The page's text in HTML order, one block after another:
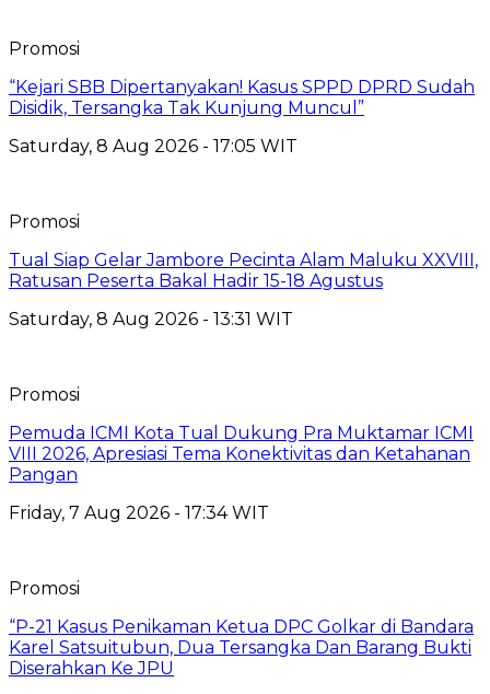
Promosi
“Kejari SBB Dipertanyakan! Kasus SPPD DPRD Sudah
Disidik, Tersangka Tak Kunjung Muncul”
Saturday, 8 Aug 2026 - 17:05 WIT
Promosi
Tual Siap Gelar Jambore Pecinta Alam Maluku XXVIII,
Ratusan Peserta Bakal Hadir 15-18 Agustus
Saturday, 8 Aug 2026 - 13:31 WIT
Promosi
Pemuda ICMI Kota Tual Dukung Pra Muktamar ICMI
VIII 2026, Apresiasi Tema Konektivitas dan Ketahanan
Pangan
Friday, 7 Aug 2026 - 17:34 WIT
Promosi
“P-21 Kasus Penikaman Ketua DPC Golkar di Bandara
Karel Satsuitubun, Dua Tersangka Dan Barang Bukti
Diserahkan Ke JPU